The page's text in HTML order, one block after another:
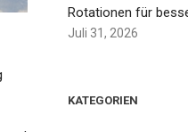
Rotationen für
Juli 31, 2026
KATEGORIEN